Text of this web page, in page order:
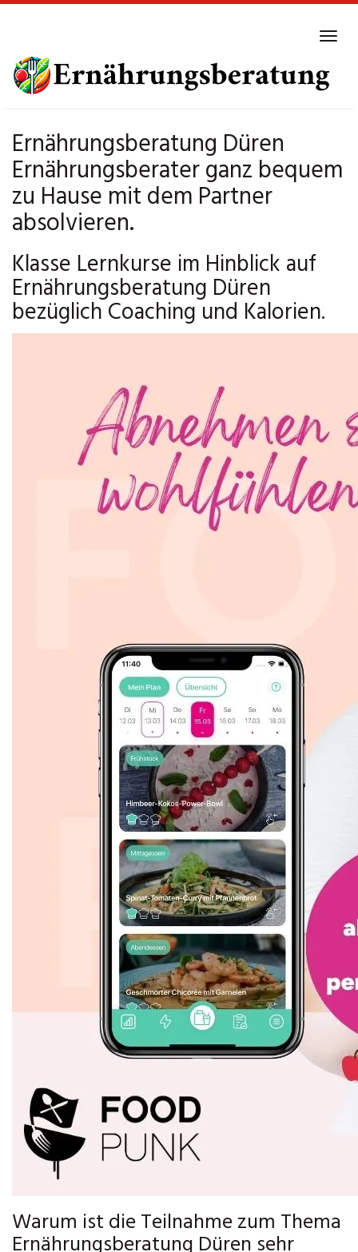
main
content
Ernährungsberatung Düren
Ernährungsberater ganz bequem
zu Hause mit dem Partner
absolvieren.
Klasse Lernkurse im Hinblick auf
Ernährungsberatung Düren
bezüglich Coaching und Kalorien.
Warum ist die Teilnahme zum Thema
Ernährungsberatung Düren sehr